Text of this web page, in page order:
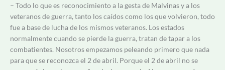
– Todo lo que es reconocimiento a la gesta de Malvinas y a los
veteranos de guerra, tanto los caídos como los que volvieron, todo
fue a base de lucha de los mismos veteranos. Los estados
normalmente cuando se pierde la guerra, tratan de tapar a los
combatientes. Nosotros empezamos peleando primero que nada
para que se reconozca el 2 de abril. Porque el 2 de abril no se